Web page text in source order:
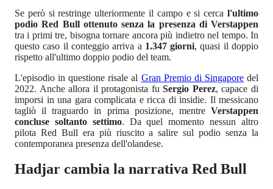
Se però si restringe ulteriormente il campo e si cerca l'ultimo
podio Red Bull ottenuto senza la presenza di Verstappen
tra i primi tre, bisogna tornare ancora più indietro nel tempo. In
questo caso il conteggio arriva a 1.347 giorni, quasi il doppio
rispetto all'ultimo doppio podio del team.
L'episodio in questione risale al Gran Premio di Singaporedel
2022. Anche allora il protagonista fuSergio Perez, capace di
imporsi in una gara complicata e ricca di insidie. Il messicano
tagliò il traguardo in prima posizione, mentre Verstappen
concluse soltanto settimo. Da quel momento nessun altro
pilota Red Bull era più riuscito a salire sul podio senza la
contemporanea presenza dell'olandese.
Hadjar cambia la narrativa Red Bull